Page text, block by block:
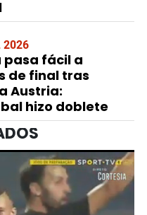
2026
pasa fácil a
de final tras
Austria:
hizo doblete